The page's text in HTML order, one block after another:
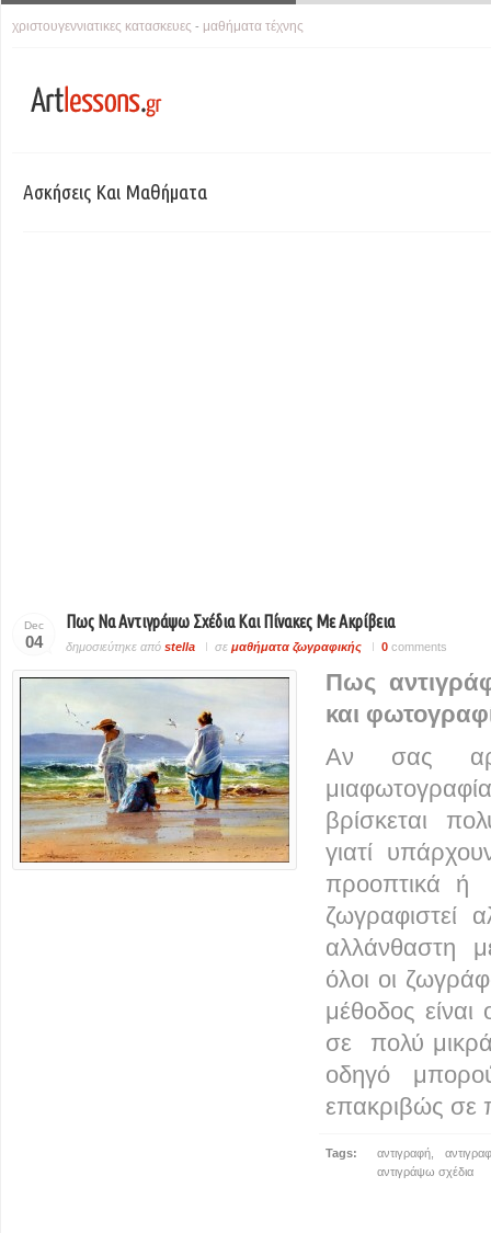
χριστουγεννιατικες κατασκευες - μαθήματα τέχνης
Ασκήσεις Και Μαθήματα
Dec
04
Πως Να Αντιγράψω Σχέδια Και Πίνακες Με Ακρίβεια
δημοσιεύτηκε από stella σε μαθήματα ζωγραφικής 0 comments
Πως
και
Αν σας
βρίσκεται
γιατί
προοπτικά ή
ζωγραφιστεί
αλλάνθαστη
όλοι οι
μέθοδος είναι
σε πολύ
οδηγό
επακριβώς σε
Tags: αντιγραφή
αντιγράψω σχέδια